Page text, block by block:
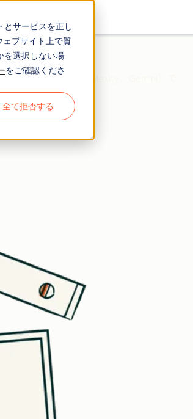
サービスを正し
ブサイト上で質
を選択しない場
をご確認くださ
全て拒否する
ール
（ChatGPT、Perplexity、Gemini）で